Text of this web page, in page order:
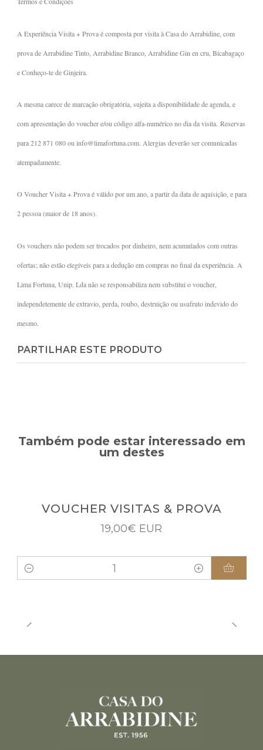
A Experiência Visita + Prova é composta por visita à Casa do Arrabidine, com
prova de Arrabidine Tinto, Arrabidine Branco, Arrabidine Gin en cru, Bicabagaço
e Conheço-te de Ginjeira.
A mesma carece de marcação obrigatória, sujeita a disponibilidade de agenda, e
com apresentação do voucher e/ou código alfa-numérico no dia da visita. Reservas
para 212 871 080 ou info@limafortuna.com. Alergias deverão ser comunicadas
atempadamente.
O Voucher Visita + Prova é válido por um ano, a partir da data de aquisição, e para
2 pessoa (maior de 18 anos).
Os vouchers não podem ser trocados por dinheiro, nem acumulados com outras
ofertas; não estão elegíveis para a dedução em compras no final da experiência. A
Lima Fortuna, Unip. Lda não se responsabiliza nem substitui o voucher,
independetemente de extravio, perda, roubo, destruição ou usufruto indevido do
mesmo.
PARTILHAR ESTE PRODUTO
Também pode estar interessado em
um destes
VOUCHER VISITAS & PROVA
19,00€ EUR
Quantity